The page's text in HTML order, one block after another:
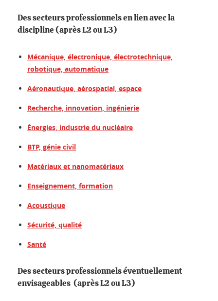
Des secteurs professionnels en lien avec la
discipline (après L2 ou L3)
Mécanique, électronique, électrotechnique,
robotique, automatique
Aéronautique, aérospatial, espace
Recherche, innovation, ingénierie
Énergies, industrie du nucléaire
BTP, génie civil
Matériaux et nanomatériaux
Enseignement, formation
Acoustique
Sécurité, qualité
Santé
Des secteurs professionnels éventuellement
envisageables (après L2 ou L3)